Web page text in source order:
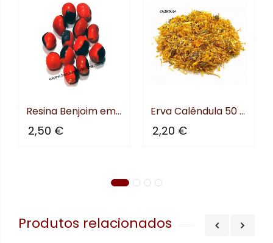
Resina Benjoim em pó
2,50 €
Erva Calêndula 50 gr
2,20 €
Produtos relacionados